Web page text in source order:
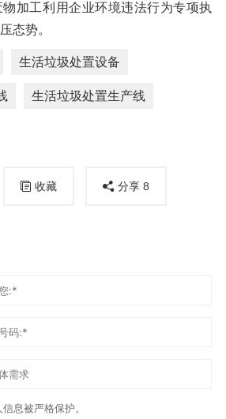
加工利用企业环境违法行为专项执
态势。
生活垃圾处置设备
生活垃圾处置生产线
收藏 分享 8
息被严格保护。